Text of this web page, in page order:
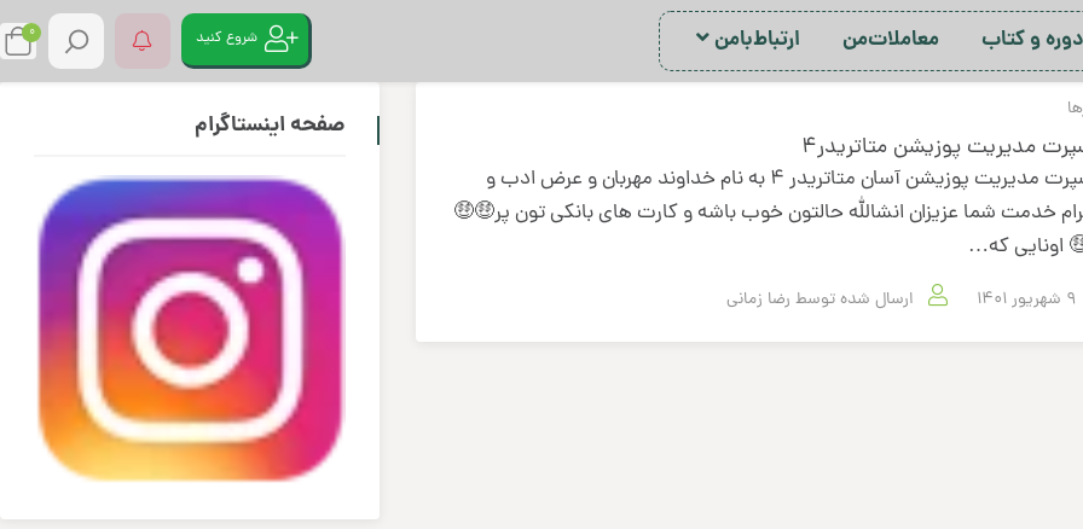
دور‌ه‌ و کتاب معاملات‌من ارتباط‌با‌من شروع کنید 0
مدیریت پوزیشن متاتریدر4
اکسپرت مدیریت پوزیشن آسان متاتریدر 4 به نام خداوند مهربان و عرض ادب و
خدمت شما عزیزان انشالله حالتون خوب باشه و کارت های بانکی تون پر🤑🤑
اونایی که…
ارسال شده توسط رضا زمانی
صفحه اینستاگرام